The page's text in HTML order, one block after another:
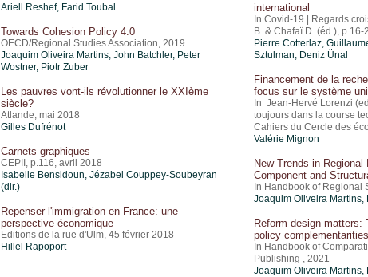
Ariell Reshef, Farid Toubal
Towards Cohesion Policy 4.0
OECD/Regional Studies Association, 2019
Joaquim Oliveira Martins, John Batchler, Peter
Wostner, Piotr Zuber
Les pauvres vont-ils révolutionner le XXIème
siècle?
Atlande, mai 2018
Gilles Dufrénot
Carnets graphiques
CEPII, p.116, avril 2018
Isabelle Bensidoun, Jézabel Couppey-Soubeyran
(dir.)
Repenser l'immigration en France: une
perspective économique
Editions de la rue d'Ulm, 45 février 2018
Hillel Rapoport
international
In Covid-19 | Regards
B. & Chafaï D. (éd.), p.16-
Pierre Cotterlaz,
Sztulman, Deniz Ünal
Financement de la
focus sur le système
In Jean-Hervé Lorenzi
toujours dans la course
Cahiers du Cercle des
Valérie Mignon
New Trends in
Component and
In Handbook of Regional
Joaquim Oliveira Martins,
Reform design matters:
policy complementarities
In Handbook of
Publishing , 2021
Joaquim Oliveira Martins,